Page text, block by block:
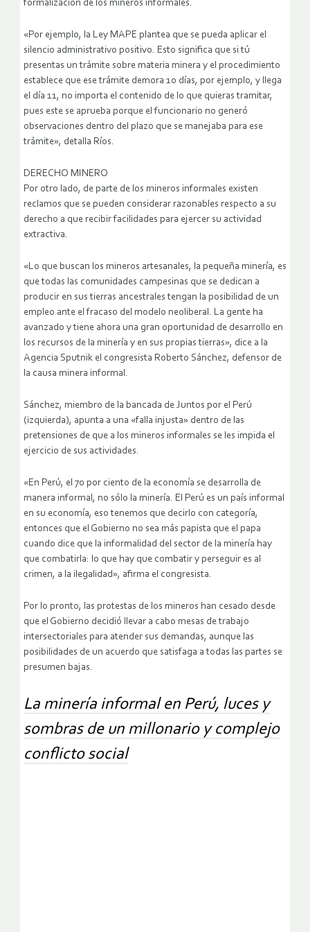
formalización de los mineros informales.
«Por ejemplo, la Ley MAPE plantea que se pueda aplicar el
silencio administrativo positivo. Esto significa que si tú
presentas un trámite sobre materia minera y el procedimiento
establece que ese trámite demora 10 días, por ejemplo, y llega
el día 11, no importa el contenido de lo que quieras tramitar,
pues este se aprueba porque el funcionario no generó
observaciones dentro del plazo que se manejaba para ese
trámite», detalla Ríos.
DERECHO MINERO
Por otro lado, de parte de los mineros informales existen
reclamos que se pueden considerar razonables respecto a su
derecho a que recibir facilidades para ejercer su actividad
extractiva.
«Lo que buscan los mineros artesanales, la pequeña minería, es
que todas las comunidades campesinas que se dedican a
producir en sus tierras ancestrales tengan la posibilidad de un
empleo ante el fracaso del modelo neoliberal. La gente ha
avanzado y tiene ahora una gran oportunidad de desarrollo en
los recursos de la minería y en sus propias tierras», dice a la
Agencia Sputnik el congresista Roberto Sánchez, defensor de
la causa minera informal.
Sánchez, miembro de la bancada de Juntos por el Perú
(izquierda), apunta a una «falla injusta» dentro de las
pretensiones de que a los mineros informales se les impida el
ejercicio de sus actividades.
«En Perú, el 70 por ciento de la economía se desarrolla de
manera informal, no sólo la minería. El Perú es un país informal
en su economía, eso tenemos que decirlo con categoría,
entonces que el Gobierno no sea más papista que el papa
cuando dice que la informalidad del sector de la minería hay
que combatirla: lo que hay que combatir y perseguir es al
crimen, a la ilegalidad», afirma el congresista.
Por lo pronto, las protestas de los mineros han cesado desde
que el Gobierno decidió llevar a cabo mesas de trabajo
intersectoriales para atender sus demandas, aunque las
posibilidades de un acuerdo que satisfaga a todas las partes se
presumen bajas.
La minería informal en Perú, luces y
sombras de un millonario y complejo
conflicto social